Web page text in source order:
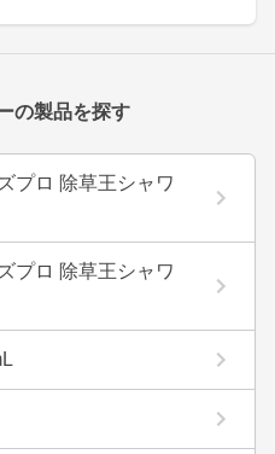
の製品を探す
プロ 除草王シャワ
プロ 除草王シャワ